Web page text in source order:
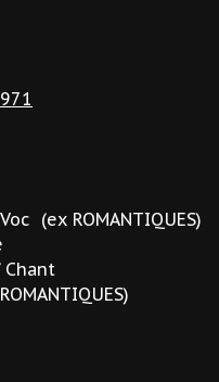
(ex ROMANTIQUES)